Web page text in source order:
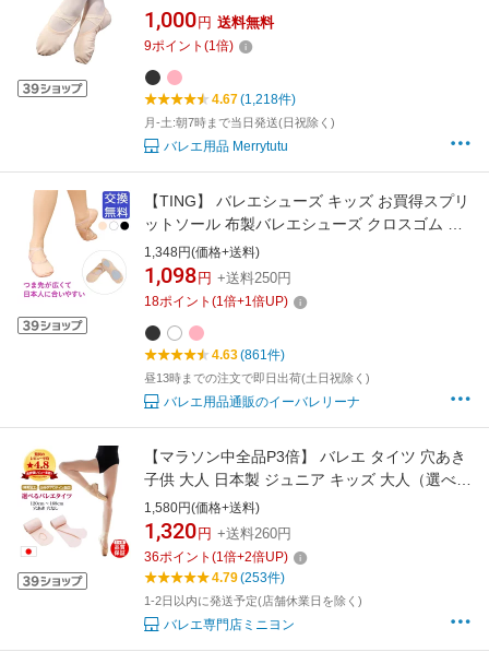
ス 布 高評価 クロスゴム ピンク ブラック 黒
16.0cm ~ 26.0cm バレエ バレエ用品 レッスン
エレクトーン フランダンス 18センチ 19センチ
20センチ
1,000 円 送料無料
9ポイント (1倍)
4.67(1,218件)
月-土:朝7時まで当日発送(日祝除く)
バレエ用品 Merrytutu
【TING】 バレエシューズ キッズ お買得スプリ
ットソール 布製バレエシューズ クロスゴム 練
習用 バレエ
1,348円(価格+送料)
1,098 円 +送料250円
18ポイント (1倍+1倍UP)
4.63(861件)
昼13時までの注文で即日出荷(土日祝除く)
バレエ用品通販のイーバレリーナ
【マラソン中全品P3倍】 バレエ タイツ 穴あき
子供 大人 日本製 ジュニア キッズ 大人（選べる
→穴あり 穴なし ）シルクプロテイン加工 なめ
らか 消臭 着圧 ロイヤルピンク バレエタイツ 丈
夫【1ヶ月保証付き】 コンバーチブル フーター
ミニヨン
1,580円(価格+送料)
1,320 円 +送料260円
36ポイント (1倍+2倍UP)
4.79(253件)
1-2日以内に発送予定(店舗休業日を除く)
バレエ専門店ミニヨン